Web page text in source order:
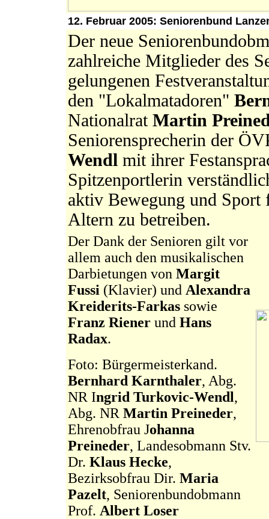
12. Februar 2005: Seniorenbund
Der neue
zahlreiche Mitglieder des
gelungenen
den "Lokalmatadoren"
Nationalrat Martin
Seniorensprecherin der
Wendl mit ihrer
Spitzenportlerin
aktiv Bewegung und Sport
Altern zu betreiben.
Der Dank der Senioren gilt vor
allem auch den musikalischen
Darbietungen von Margit
Fussi (Klavier) und Alexandra
Kreiderits-Farkas sowie
Franz Riener und Hans
Radax.
Foto: Bürgermeisterkand.
Bernhard Karnthaler, Abg.
NR Ingrid Turkovic-Wendl,
Abg. NR Martin Preineder,
Ehrenobfrau Johanna
Preineder, Landesobmann Stv.
Dr. Klaus Hecke,
Bezirksobfrau Dir. Maria
Pazelt, Seniorenbundobmann
Prof. Albert Loser